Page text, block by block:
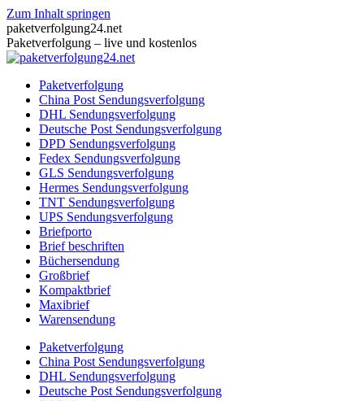
Zum Inhalt springen
paketverfolgung24.net
Paketverfolgung – live und kostenlos
Paketverfolgung
China Post Sendungsverfolgung
DHL Sendungsverfolgung
Deutsche Post Sendungsverfolgung
DPD Sendungsverfolgung
Fedex Sendungsverfolgung
GLS Sendungsverfolgung
Hermes Sendungsverfolgung
TNT Sendungsverfolgung
UPS Sendungsverfolgung
Briefporto
Brief beschriften
Büchersendung
Großbrief
Kompaktbrief
Maxibrief
Warensendung
Paketverfolgung
China Post Sendungsverfolgung
DHL Sendungsverfolgung
Deutsche Post Sendungsverfolgung